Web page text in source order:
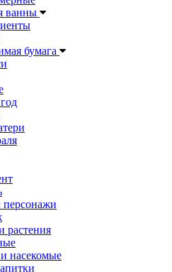
ванны
бумага
растения
насекомые